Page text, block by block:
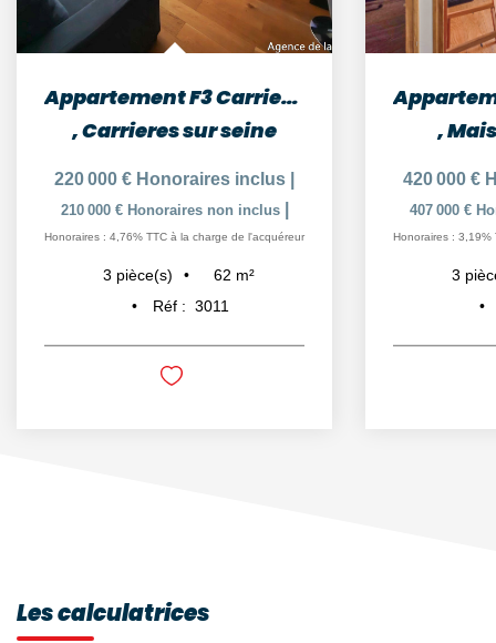
Appartement F3 Carrieres/Seine 12 minutes Gare
,Carrieres sur seine
220 000 € Honoraires inclus
210 000 € Honoraires non inclus
Honoraires : 4,76% TTC à la charge de l'acquéreur
3 pièce(s) 62 m²
Réf : 3011
,
420 000 €
407 000 €
Honoraires : 3,19%
3
Les calculatrices